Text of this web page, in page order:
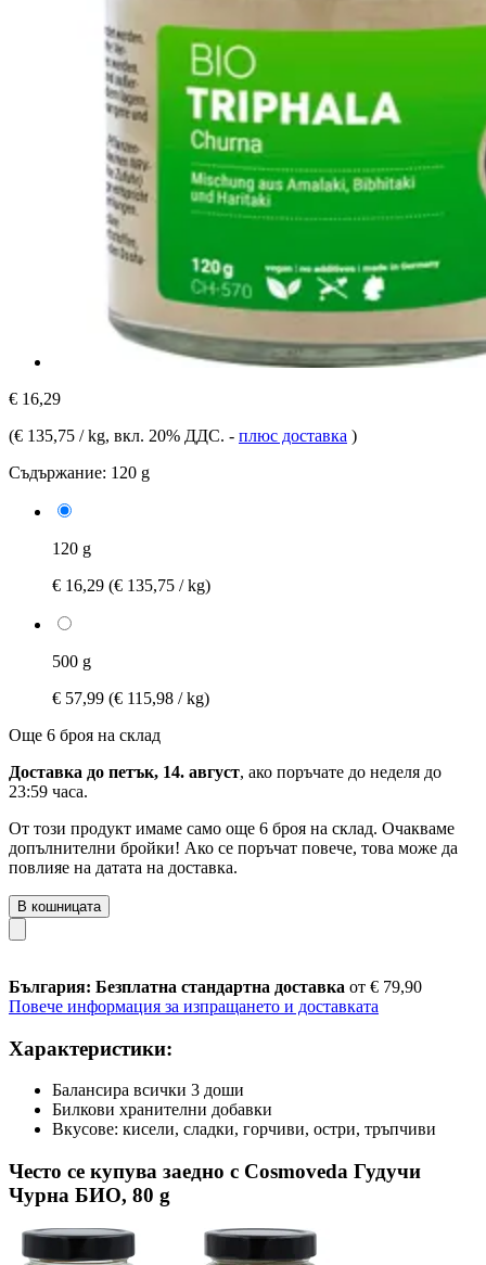
€ 16,29
(€ 135,75 / kg, вкл. 20% ДДС. - плюс доставка )
Съдържание: 120 g
120 g
€ 16,29 (€ 135,75 / kg)
500 g
€ 57,99 (€ 115,98 / kg)
Още 6 броя на склад
Доставка до петък, 14. август, ако поръчате до неделя до
23:59 часа.
От този продукт имаме само още 6 броя на склад. Очакваме
допълнителни бройки! Ако се поръчат повече, това може да
повлияе на датата на доставка.
В кошницата
България: Безплатна стандартна доставка от € 79,90
Повече информация за изпращането и доставката
Характеристики:
Балансира всички 3 доши
Билкови хранителни добавки
Вкусове: кисели, сладки, горчиви, остри, тръпчиви
Често се купува заедно с Cosmoveda Гудучи
Чурна БИО, 80 g